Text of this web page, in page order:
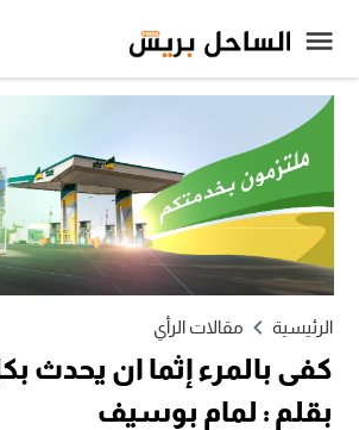
الرئيسية مقالات الرأي
كفى بالمرء إثما ان يحدث
بقلم : لمام بوسيف